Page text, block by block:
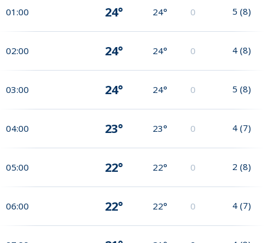
01:00 24° 24° 0 5 (8)
02:00 24° 24° 0 4 (8)
03:00 24° 24° 0 5 (8)
04:00 23° 23° 0 4 (7)
05:00 22° 22° 0 2 (8)
06:00 22° 22° 0 4 (7)